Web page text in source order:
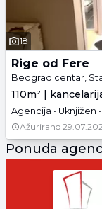
18
Rige od Fere
110m² |
Agencija • Uknjižen
Ažurirano
Ponuda